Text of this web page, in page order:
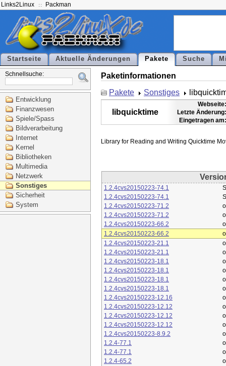
Links2Linux Packman
Startseite Aktuelle Änderungen Pakete Suche
Schnellsuche:
Entwicklung
Finanzwesen
Spiele/Spass
Bildverarbeitung
Internet
Kernel
Bibliotheken
Multimedia
Netzwerk
Sonstiges
Sicherheit
System
Paketinformationen
Pakete
Sonstiges
libquicktime
Webseite:
Letzte Änderung:
Eingetragen am:
1.2.4cvs20150223-74.1
1.2.4cvs20150223-74.1
1.2.4cvs20150223-71.2
1.2.4cvs20150223-71.2
1.2.4cvs20150223-66.2
1.2.4cvs20150223-66.2
1.2.4cvs20150223-21.1
1.2.4cvs20150223-21.1
1.2.4cvs20150223-18.1
1.2.4cvs20150223-18.1
1.2.4cvs20150223-18.1
1.2.4cvs20150223-18.1
1.2.4cvs20150223-12.16
1.2.4cvs20150223-12.12
1.2.4cvs20150223-12.12
1.2.4cvs20150223-12.12
1.2.4cvs20150223-8.9.2
1.2.4-77.1
1.2.4-77.1
1.2.4-65.2